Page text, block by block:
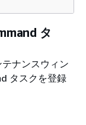
タ
ナンスウィン
タスクを登録